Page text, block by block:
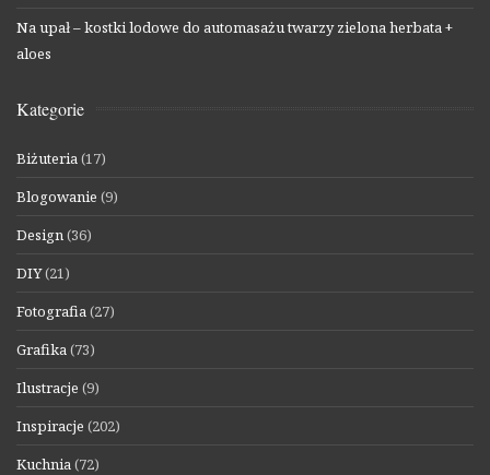
Na upał – kostki lodowe do automasażu twarzy zielona herbata +
aloes
Kategorie
Biżuteria(17)
Blogowanie (9)
Design(36)
DIY(21)
Fotografia(27)
Grafika(73)
Ilustracje (9)
Inspiracje (202)
Kuchnia(72)